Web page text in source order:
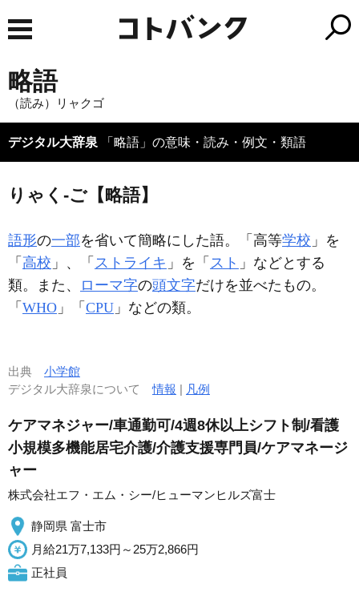
略語
（読み）リャクゴ
デジタル大辞泉 「略語」の意味・読み・例文・類語
りゃく‐ご【略語】
語形の一部を省いて簡略にした語。「高等学校 」を
「 高校 」、「 ストライキ 」を「 スト 」などとする
類。また、
ローマ字の頭文字だけを並べたもの。
「 WHO 」「 CPU 」などの類。
出典 小学館
デジタル大辞泉について情報 | 凡例
ケアマネジャー/車通勤可/4週8休以上シフト制/看護
小規模多機能居宅介護/介護支援専門員/ケアマネージ
ャー
株式会社エフ・エム・シー/ヒューマンヒルズ富士
静岡県 富士市
月給21万7,133円～25万2,866円
正社員